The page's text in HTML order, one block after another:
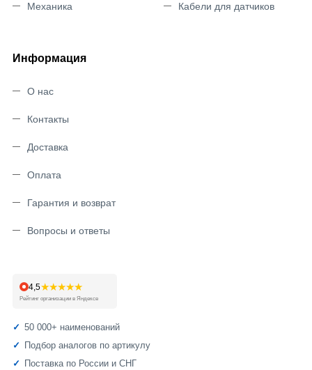
Механика Кабели для датчиков
Информация
О нас
Контакты
Доставка
Оплата
Гарантия и возврат
Вопросы и ответы
4,5★★★★★
Рейтинг организации в Яндексе
50 000+ наименований
Подбор аналогов по артикулу
Поставка по России и СНГ